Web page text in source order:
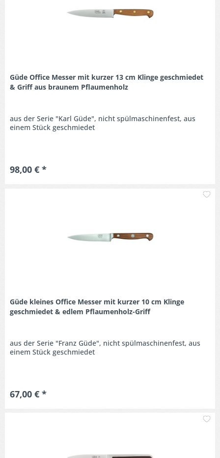
Güde Office Messer mit kurzer 13 cm Klinge geschmiedet
& Griff aus braunem Pflaumenholz
aus der Serie "Karl Güde", nicht spülmaschinenfest, aus
einem Stück geschmiedet
98,00 € *
Güde kleines Office Messer mit kurzer 10 cm Klinge
geschmiedet & edlem Pflaumenholz-Griff
aus der Serie "Franz Güde", nicht spülmaschinenfest, aus
einem Stück geschmiedet
67,00 € *